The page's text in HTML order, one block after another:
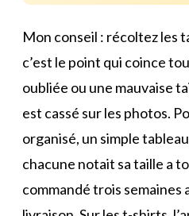
Mon conseil : récoltez les
c’est le point qui coince
oubliée ou une mauvaise
est cassé sur les photos.
organisé, un simple
chacune notait sa taille a
commandé trois semaines